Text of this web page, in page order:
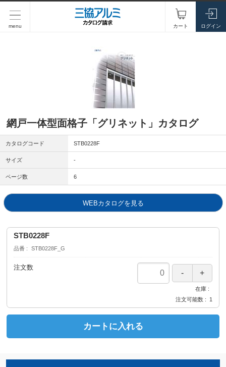
menu カート ログイン
網戸一体型面格子「グリネット」カタログ
カタログコード STB0228F
サイズ -
ページ数 6
WEBカタログを見る
STB0228F
品番 STB0228F_G
注文数
在庫
注文可能数
1
カートに入れる